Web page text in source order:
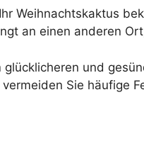
Weihnachtskaktus
an einen anderen
und
Sie häufige